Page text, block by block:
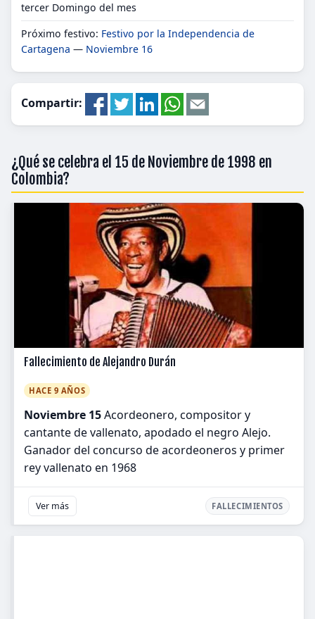
tercer Domingo del mes
Próximo festivo: Festivo por la Independencia de
Cartagena — Noviembre 16
Compartir:
¿Qué se celebra el 15 de Noviembre de 1998 en
Colombia?
Fallecimiento de Alejandro Durán
HACE 9 AÑOS
Noviembre 15Acordeonero, compositor y
cantante de vallenato, apodado el negro Alejo.
Ganador del concurso de acordeoneros y primer
rey vallenato en 1968
Ver más FALLECIMIENTOS